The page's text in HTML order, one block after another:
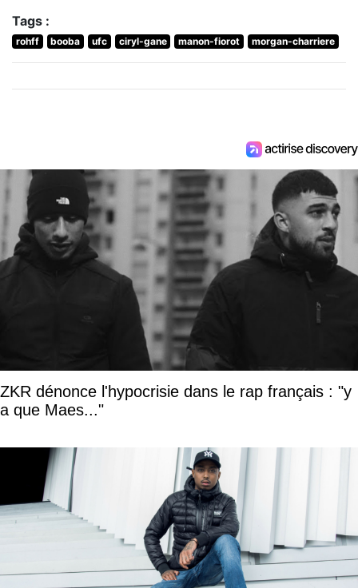
Tags :
rohff booba ufc ciryl-gane manon-fiorot morgan-charriere
ZKR dénonce l'hypocrisie dans le rap français : "y
a que Maes..."